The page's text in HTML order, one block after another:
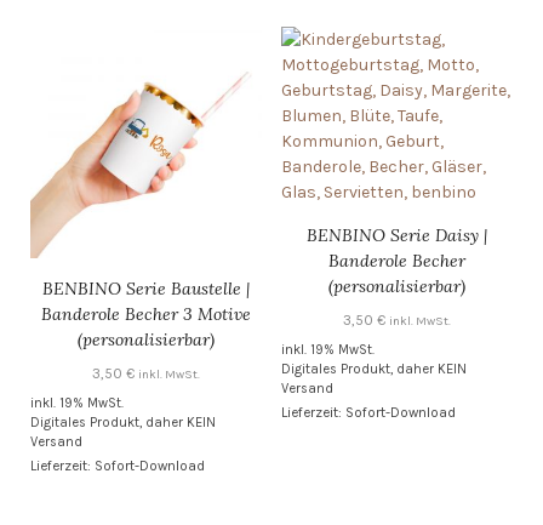
BENBINO Serie Baustelle |
Banderole Becher 3 Motive
(personalisierbar)
3,50€ inkl. MwSt.
inkl. 19% MwSt.
Digitales Produkt, daher KEIN
Versand
Lieferzeit: Sofort-Download
BENBINO Serie Daisy |
Banderole Becher
(personalisierbar)
3,50 € inkl. MwSt.
inkl. 19% MwSt.
Digitales Produkt, daher KEIN
Versand
Lieferzeit: Sofort-Download